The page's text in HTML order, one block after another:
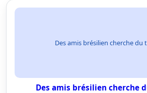
Des amis brésilien cherche du
Des amis brésilien cherche